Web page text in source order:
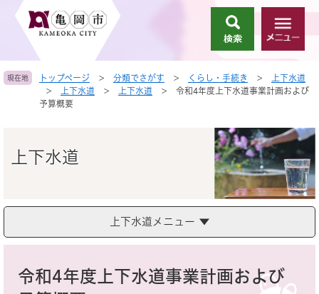
頭
飛
索
メ
ニ
ー
現在地 トップページ > 分類でさがす > くらし・手続き >
上下水道
>
上下水道 > 上下水道 >
令和4年度上下水道事業計画および
予算概要
上下水道
上下水道メニュー
令和4年度上下水道事業計画および